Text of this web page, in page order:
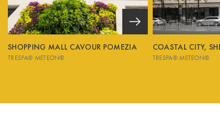
SHOPPING MALL CAVOUR POMEZIA
TRESPA® METEON®
COASTAL CITY,
TRESPA® METEON®